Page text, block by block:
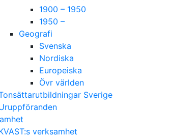
1900 – 1950
1950 –
Geografi
Svenska
Nordiska
Europeiska
Övr världen
Sverige
verksamhet